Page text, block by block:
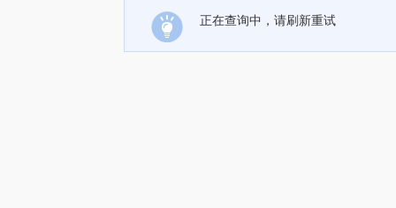
正在查询中，请刷新重试